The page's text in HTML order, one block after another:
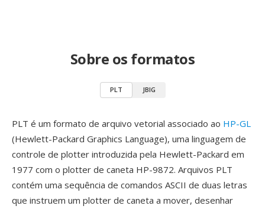
Sobre os formatos
PLT JBIG
PLT é um formato de arquivo vetorial associado ao HP-GL
(Hewlett-Packard Graphics Language), uma linguagem de
controle de plotter introduzida pela Hewlett-Packard em
1977 com o plotter de caneta HP-9872. Arquivos PLT
contém uma sequência de comandos ASCII de duas letras
que instruem um plotter de caneta a mover, desenhar